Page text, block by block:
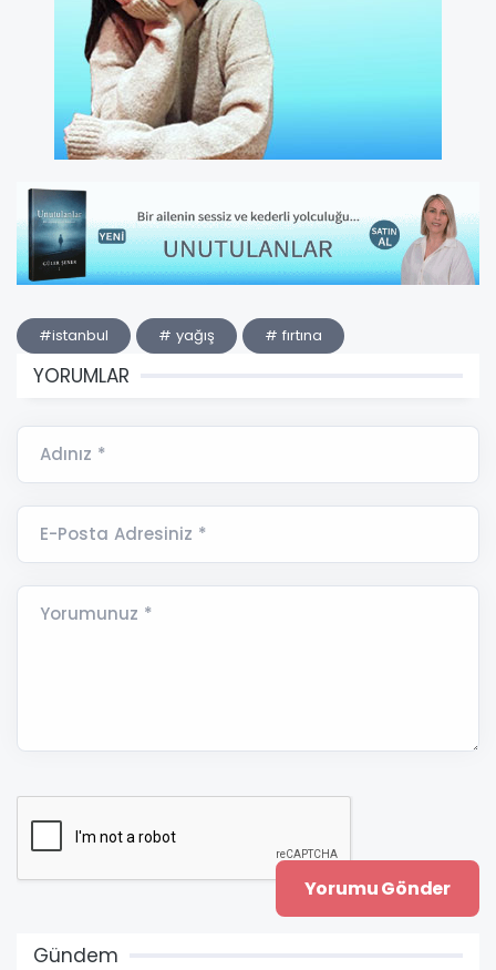
#istanbul # yağış # fırtına
YORUMLAR
Adınız *
E-Posta Adresiniz *
Yorumunuz *
Gündem